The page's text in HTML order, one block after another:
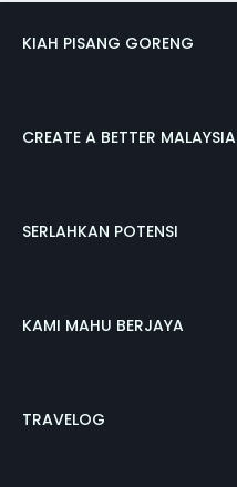
KIAH PISANG GORENG
CREATE A BETTER MALAYSIA
SERLAHKAN POTENSI
KAMI MAHU BERJAYA
TRAVELOG